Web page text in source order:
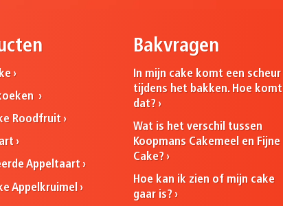
Roodfruit
Appeltaart
Appelkruimel
Bakvragen
In mijn cake komt een scheur
tijdens het bakken. Hoe komt
dat?
Wat is het verschil tussen
Koopmans Cakemeel en Fijne
Cake?
Hoe kan ik zien of mijn cake
gaar is?